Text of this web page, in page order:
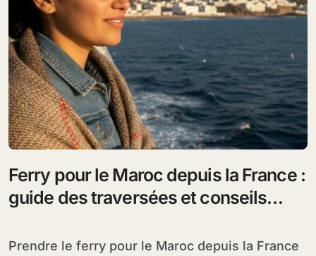
Ferry pour le Maroc depuis la France :
guide des traversées et conseils
Prendre le ferry pour le Maroc depuis la France